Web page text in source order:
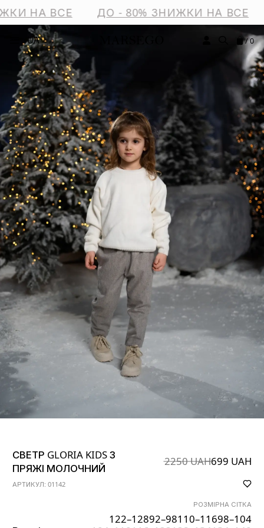
НА ВСЕ ДО - 80% ЗНИЖКИ НА ВСЕ
UA / 0
СВЕТР GLORIA KIDS З
ПРЯЖІ МОЛОЧНИЙ
2250 UAH699 UAH
АРТИКУЛ: 01142
РОЗМІРНА СІТКА
122–12892–98110–11698–104